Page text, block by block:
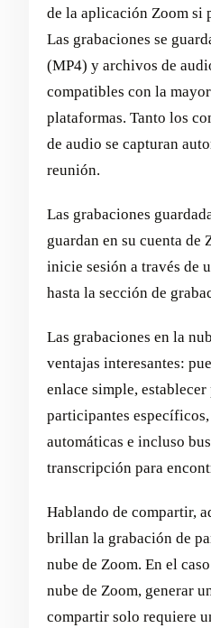
de la aplicación Zoom si
Las grabaciones se
(MP4) y archivos de
compatibles con la
plataformas. Tanto los
de audio se capturan
reunión.
Las grabaciones
guardan en su cuenta de
inicie sesión a través de
hasta la sección de
Las grabaciones en la
ventajas interesantes:
enlace simple,
participantes
automáticas e incluso
transcripción para
Hablando de compartir,
brillan la grabación de
nube de Zoom. En el
nube de Zoom, generar
compartir solo requiere